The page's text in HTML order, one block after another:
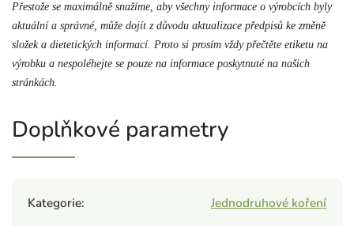
Přestože se maximálně snažíme, aby všechny informace o výrobcích byly
aktuální a správné, může dojít z důvodu aktualizace předpisů ke změně
složek a dietetických informací. Proto si prosím vždy přečtěte etiketu na
výrobku a nespoléhejte se pouze na informace poskytnuté na našich
stránkách.
Doplňkové parametry
Kategorie:
Jednodruhové koření